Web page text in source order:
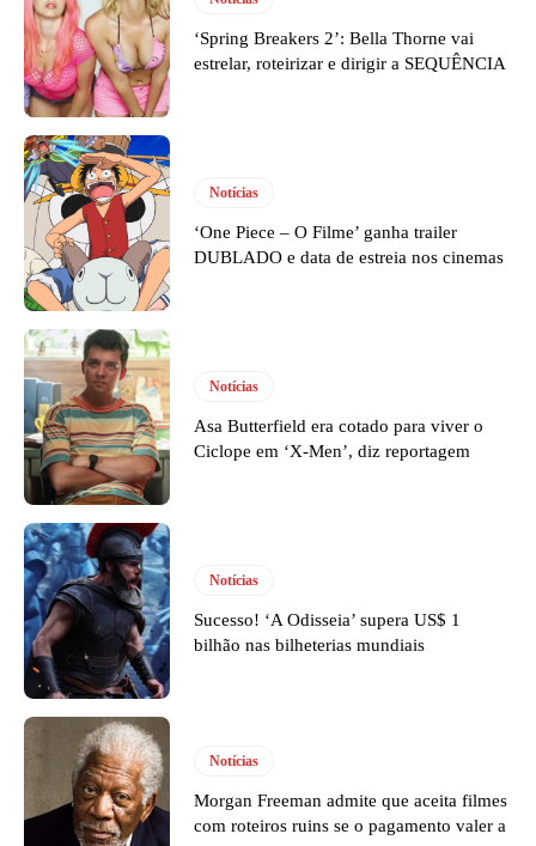
‘Spring Breakers 2’: Bella Thorne vai
estrelar, roteirizar e dirigir a SEQUÊNCIA
Notícias
‘One Piece – O Filme’ ganha trailer
DUBLADO e data de estreia nos cinemas
Notícias
Asa Butterfield era cotado para viver o
Ciclope em ‘X-Men’, diz reportagem
Notícias
Sucesso! ‘A Odisseia’ supera US$ 1
bilhão nas bilheterias mundiais
Notícias
Morgan Freeman admite que aceita filmes
com roteiros ruins se o pagamento valer a